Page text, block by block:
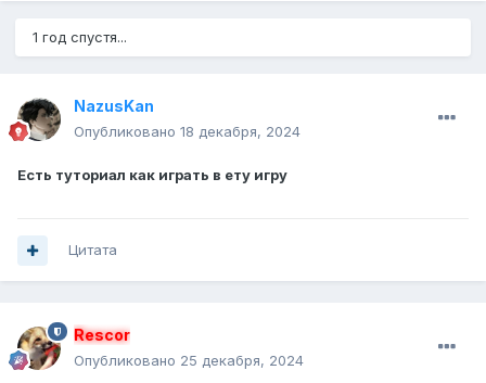
1 год спустя...
NazusKan
Опубликовано 18 декабря, 2024
Есть туториал как играть в ету игру
Цитата
Rescor
Опубликовано 25 декабря, 2024